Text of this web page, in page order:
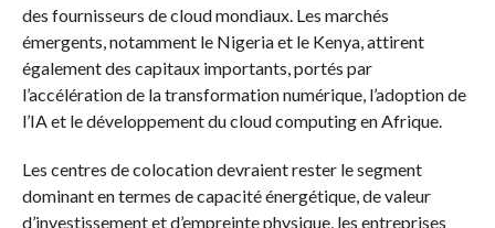
des fournisseurs de cloud mondiaux. Les marchés
émergents, notamment le Nigeria et le Kenya, attirent
également des capitaux importants, portés par
l’accélération de la transformation numérique, l’adoption de
l’IA et le développement du cloud computing en Afrique.
Les centres de colocation devraient rester le segment
dominant en termes de capacité énergétique, de valeur
d’investissement et d’empreinte physique, les entreprises